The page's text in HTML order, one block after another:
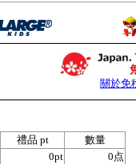
關於免
禮品 pt
數量
0pt 0点